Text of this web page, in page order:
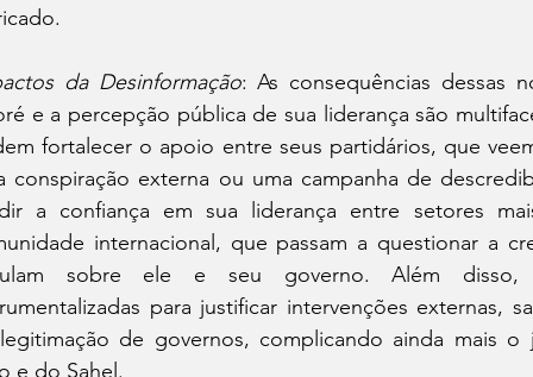
da Desinformação: As consequências dessas
e a percepção pública de sua liderança são
fortalecer o apoio entre seus partidários, que
conspiração externa ou uma campanha de
a confiança em sua liderança entre setores
internacional, que passam a questionar a
sobre ele e seu governo. Além disso,
para justificar intervenções externas,
de governos, complicando ainda mais
e do Sahel.